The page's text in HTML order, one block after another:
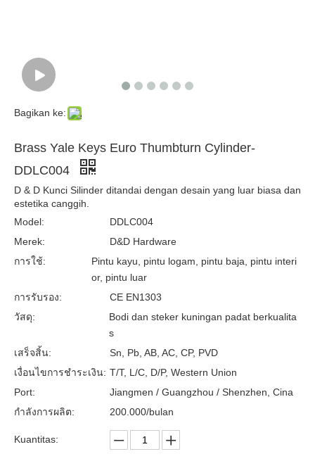
Bagikan ke:
Brass Yale Keys Euro Thumbturn Cylinder-
DDLC004
D & D Kunci Silinder ditandai dengan desain yang luar biasa dan
estetika canggih.
Model:
DDLC004
Merek:
D&D Hardware
การใช้:
Pintu kayu, pintu logam, pintu baja, pintu interi
or, pintu luar
การรับรอง:
CE EN1303
วัสดุ:
Bodi dan steker kuningan padat berkualita
s
เสร็จสิ้น:
Sn, Pb, AB, AC, CP, PVD
เงื่อนไขการชำระเงิน: T/T, L/C, D/P, Western Union
Port:
Jiangmen / Guangzhou / Shenzhen, Cina
กำลังการผลิต:
200.000/bulan
Kuantitas: